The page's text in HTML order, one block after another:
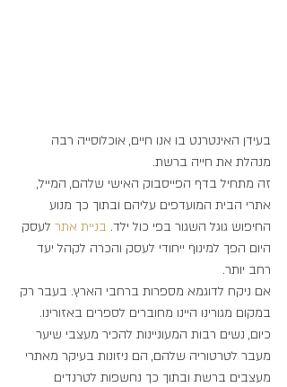
בעידן האינטרנט בו אנו חיים, אוכלוסייה רבה
מנהלת את חייה ברשת.
זה מתחיל בדף הפייסבוק האישי שלהם, המייל,
אתרי הבית המועדפים עליהם ובתוך כך מנוע
החיפוש גוגל השגור בפי כול ילד. בניית אתר לעסק
היום הפך למינוף ייחודי לעסק והכרה לקהל יעד
רחב יותר.
אם ניקח לדוגמא מספרות ברחבי הארץ. בעבר רק
במקום מגורינו היינו מחוברים לספרים באזורינו.
כיום, נשים רבות המעוניינות להכיר מעצבי שיער
מעבר לטרטוריה שלהם, הם ניזונות בעיקר מאתרי
מעצבים ברשת ובתוך כך נחשפות לטרנדים